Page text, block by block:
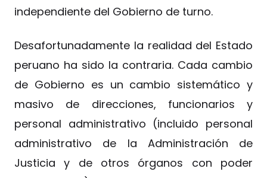
independiente del Gobierno de turno.
Desafortunadamente la realidad del Estado
peruano ha sido la contraria. Cada cambio
de Gobierno es un cambio sistemático y
masivo de direcciones, funcionarios y
personal administrativo (incluido personal
administrativo de la Administración de
Justicia y de otros órganos con poder